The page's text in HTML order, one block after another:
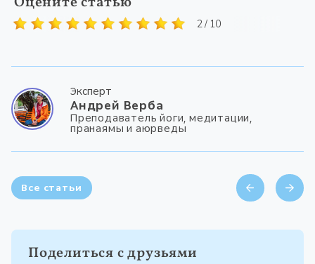
2 / 10
Эксперт
Андрей Верба
Преподаватель йоги, медитации,
пранаямы и аюрведы
Все статьи
Поделиться с друзьями